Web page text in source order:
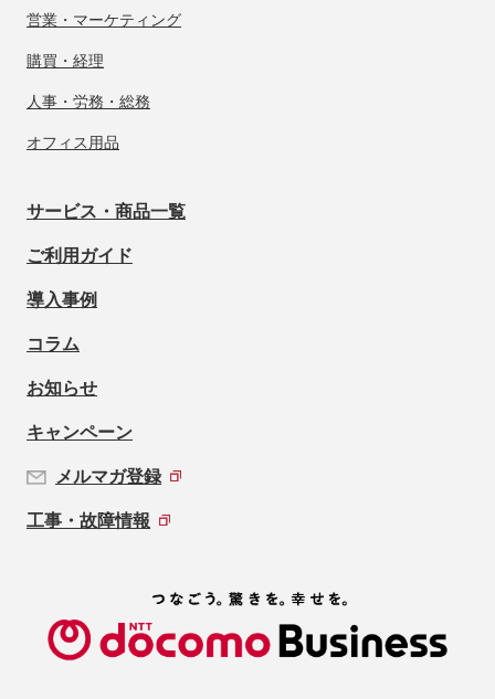
営業・マーケティング
購買・経理
人事・労務・総務
オフィス用品
サービス・商品一覧
ご利用ガイド
導入事例
コラム
お知らせ
キャンペーン
メルマガ登録
工事・故障情報